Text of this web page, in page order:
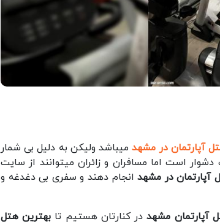
آپارتمان در مشهدمیباشد ولیکن به دلیل بی شمار
است اما مسافران و زائران میتوانند از سایت
آپارتمان در مشهدانجام دهند و سفری بی دغدغه و
آپارتمان مشهددر کنارتان هستیم تا بهترین هتل